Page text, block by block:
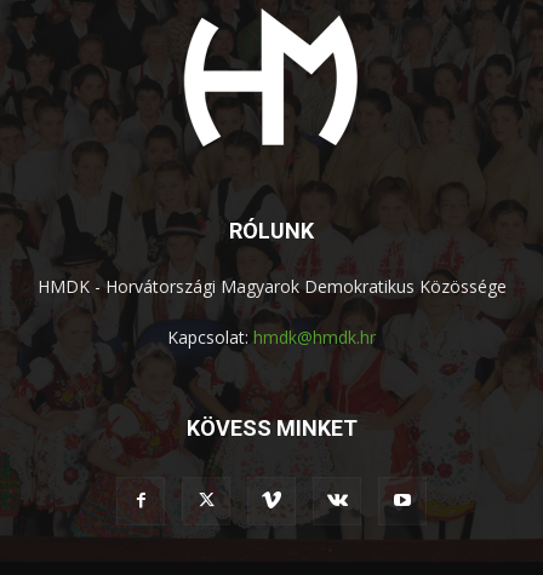
RÓLUNK
HMDK - Horvátországi Magyarok Demokratikus Közössége
Kapcsolat: hmdk@hmdk.hr
KÖVESS MINKET